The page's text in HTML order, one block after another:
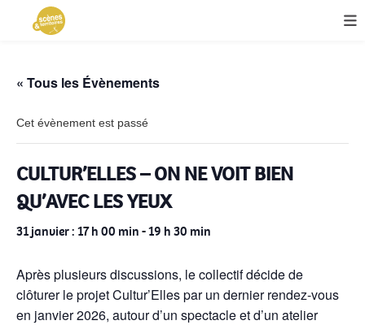
« Tous les Évènements
Cet évènement est passé
CULTUR’ELLES – ON NE VOIT BIEN
QU’AVEC LES YEUX
31 janvier : 17 h 00 min-19 h 30 min
Après plusieurs discussions, le collectif décide de
clôturer le projet Cultur’Elles par un dernier rendez-vous
en janvier 2026, autour d’un spectacle et d’un atelier